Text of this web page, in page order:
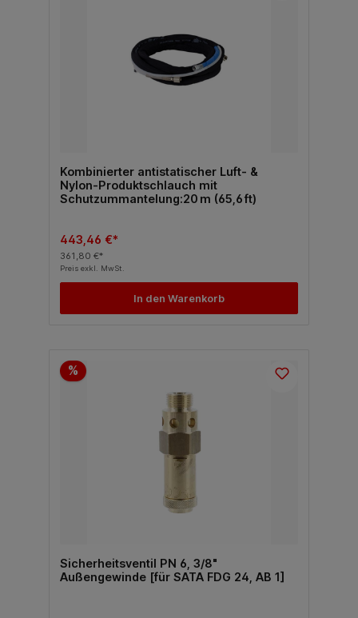
Kombinierter antistatischer Luft- &
Nylon-Produktschlauch mit
Schutzummantelung:20 m (65,6 ft)
443,46 €*
361,80 €*
Preis exkl. MwSt.
In den Warenkorb
%
Sicherheitsventil PN 6, 3/8"
Außengewinde [für SATA FDG 24, AB 1]